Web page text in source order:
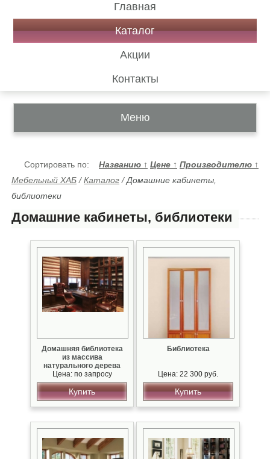
Главная
Каталог
Акции
Контакты
Меню
Сортировать по: Названию ↑ Цене ↑ Производителю ↑
Мебельный ХАБ /Каталог /Домашние кабинеты,
библиотеки
Домашние кабинеты, библиотеки
Домашняя библиотека
из массива
натурального дерева
Цена: по запросу
Купить
Библиотека
Цена: 22 300 руб.
Купить